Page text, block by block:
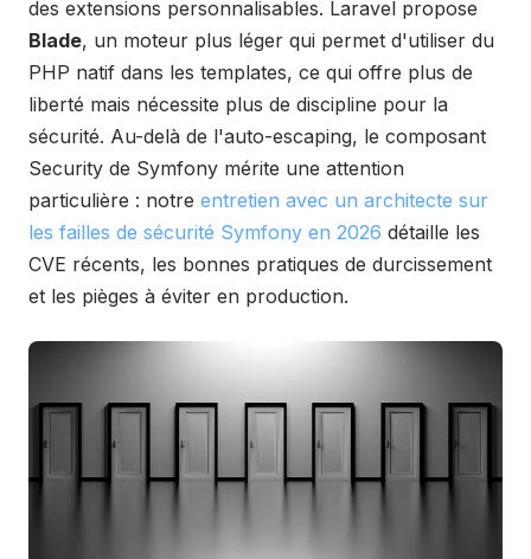
des extensions personnalisables. Laravel propose
Blade, un moteur plus léger qui permet d'utiliser du
PHP natif dans les templates, ce qui offre plus de
liberté mais nécessite plus de discipline pour la
sécurité. Au-delà de l'auto-escaping, le composant
Security de Symfony mérite une attention
particulière : notre entretien avec un architecte sur
les failles de sécurité Symfony en 2026 détaille les
CVE récents, les bonnes pratiques de durcissement
et les pièges à éviter en production.